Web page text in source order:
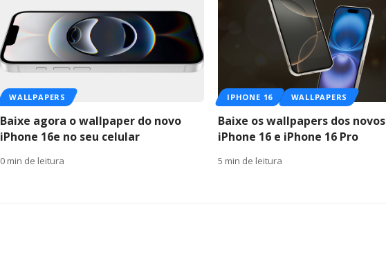
WALLPAPERS
Baixe agora o wallpaper do novo
iPhone 16e no seu celular
0 min de leitura
IPHONE 16 WALLPAPERS
Baixe os wallpapers dos novos
iPhone 16 e iPhone 16 Pro
5 min de leitura